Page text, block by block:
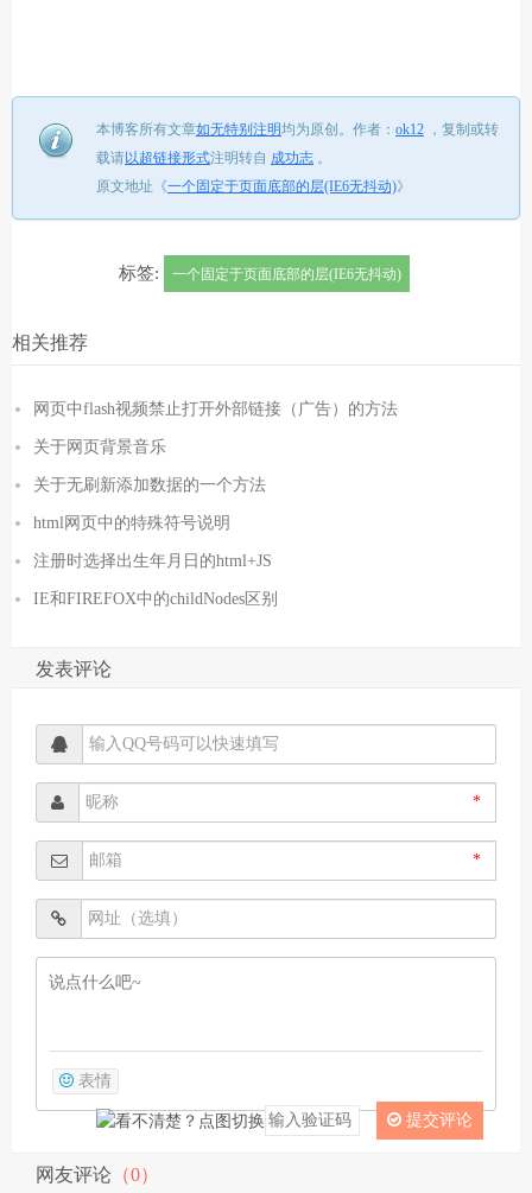
本博客所有文章如无特别注明均为原创。 作者： ok12 ， 复制或转
载请以超链接形式注明转自 成功志 。
原文地址《一个固定于页面底部的层(IE6无抖动)》
标签: 一个固定于页面底部的层(IE6无抖动)
相关推荐
网页中flash视频禁止打开外部链接（广告）的方法
关于网页背景音乐
关于无刷新添加数据的一个方法
html网页中的特殊符号说明
注册时选择出生年月日的html+JS
IE和FIREFOX中的childNodes区别
发表评论
*
*
表情
提交评论
网友评论 （0）